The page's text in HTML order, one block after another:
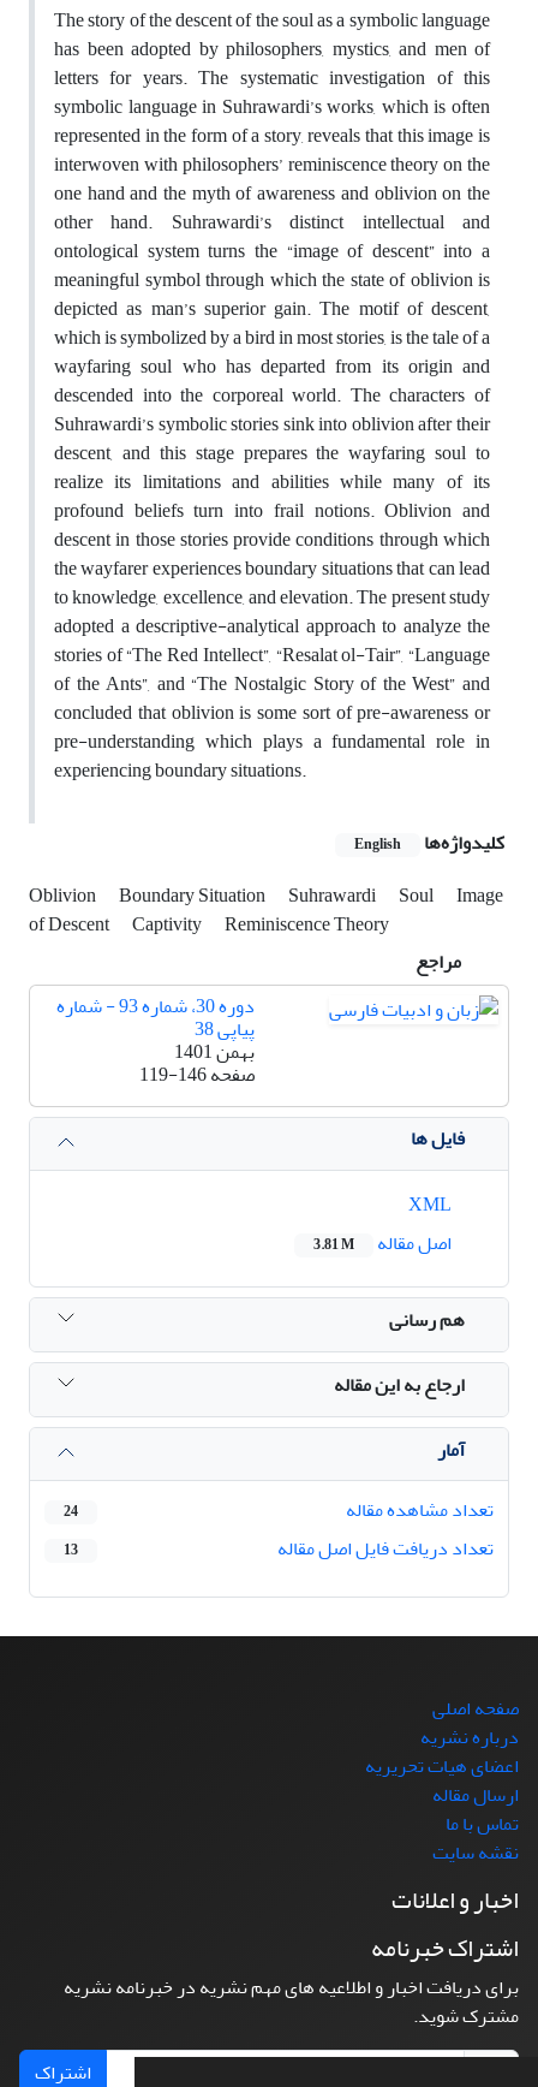
The story of the descent of the soul as a symbolic language
has been adopted by philosophers, mystics, and men of
letters for years. The systematic investigation of this
symbolic language in Suhrawardi’s works, which is often
represented in the form of a story, reveals that this image is
interwoven with philosophers’ reminiscencetheoryon the
one hand and the myth of awareness and oblivion on the
other hand. Suhrawardi’s distinct intellectual and
ontological system turns the “image of descent” into a
meaningful symbol through which the state of oblivion is
depicted as man’s superior gain. The motif of descent,
which is symbolized by a bird in most stories, is the tale of a
wayfaring soul who has departed from its origin and
descended into the corporeal world. The characters of
Suhrawardi’s symbolic stories sink into oblivion after their
descent, and this stage prepares the wayfaring soul to
realize its limitations and abilities while many of its
profound beliefs turn into frail notions. Oblivion and
descent in those stories provide conditions through which
the wayfarer experiences boundary situations that can lead
to knowledge, excellence, and elevation. The present study
adopted a descriptive-analytical approach to analyze the
stories of “The Red Intellect”, “Resalat ol-Tair”, “Language
of the Ants”, and “The Nostalgic Story of the West” and
concluded that oblivion is some sort of pre-awareness or
pre-understanding which plays a fundamental role in
experiencing boundary situations.
کلیدواژه‌ها
English
Oblivion Boundary Situation Suhrawardi Soul
Image
of Descent Captivity
Reminiscence Theory
مراجع
دوره 30، شماره 93 - شماره
پیاپی 38
بهمن 1401
صفحه119-146
فایل ها
اصل مقاله
3.81 M
هم رسانی
ارجاع به این مقاله
آمار
تعداد مشاهده مقاله
24
تعداد دریافت فایل اصل مقاله 13
صفحه اصلی
درباره نشریه
اعضای هیات تحریریه
ارسال مقاله
تماس با ما
نقشه سایت
اخبار و اعلانات
اشتراک خبرنامه
برای دریافت اخبار و اطلاعیه های مهم نشریه در خبرنامه نشریه
مشترک شوید.
اشتراک